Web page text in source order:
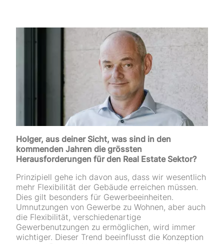
Holger, aus deiner Sicht, was sind in den
kommenden Jahren die grössten
Herausforderungen für den Real Estate Sektor?
Prinzipiell gehe ich davon aus, dass wir wesentlich
mehr Flexibilität der Gebäude erreichen müssen.
Dies gilt besonders für Gewerbeeinheiten.
Umnutzungen von Gewerbe zu Wohnen, aber auch
die Flexibilität, verschiedenartige
Gewerbenutzungen zu ermöglichen, wird immer
wichtiger. Dieser Trend beeinflusst die Konzeption